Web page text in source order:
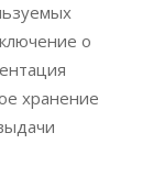
о
хранение